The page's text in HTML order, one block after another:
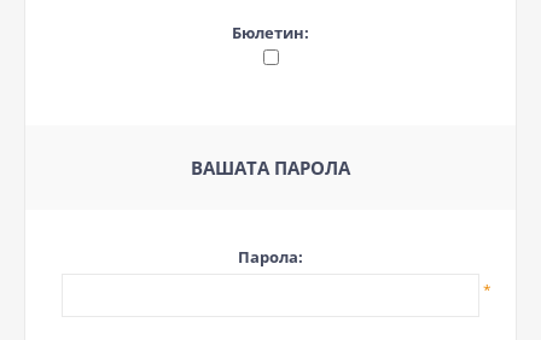
Бюлетин:
ВАШАТА ПАРОЛА
Парола:
*